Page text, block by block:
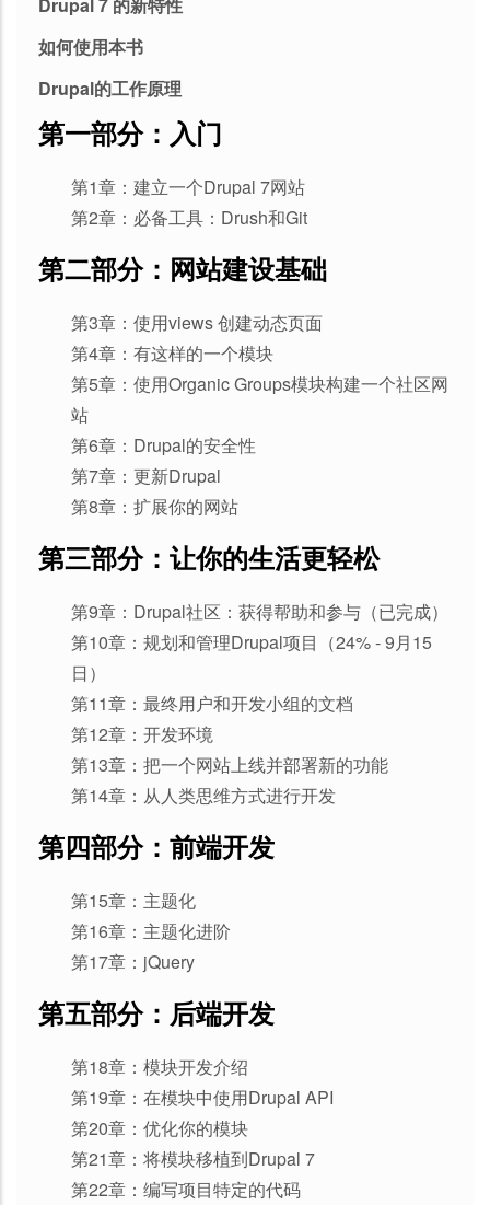
如何使用本书
Drupal的工作原理
第一部分：入门
第1章：建立一个Drupal 7网站
第2章：必备工具：Drush和Git
第二部分：网站建设基础
第3章：使用views 创建动态页面
第4章：有这样的一个模块
第5章：使用Organic Groups模块构建一个社区网
站
第6章：Drupal的安全性
第7章：更新Drupal
第8章：扩展你的网站
第三部分：让你的生活更轻松
第9章：Drupal社区：获得帮助和参与（已完成）
第10章：规划和管理Drupal项目（24% - 9月15
日）
第11章：最终用户和开发小组的文档
第12章：开发环境
第13章：把一个网站上线并部署新的功能
第14章：从人类思维方式进行开发
第四部分：前端开发
第15章：主题化
第16章：主题化进阶
第17章：jQuery
第五部分：后端开发
第18章：模块开发介绍
第19章：在模块中使用Drupal API
第20章：优化你的模块
第21章：将模块移植到Drupal 7
第22章：编写项目特定的代码